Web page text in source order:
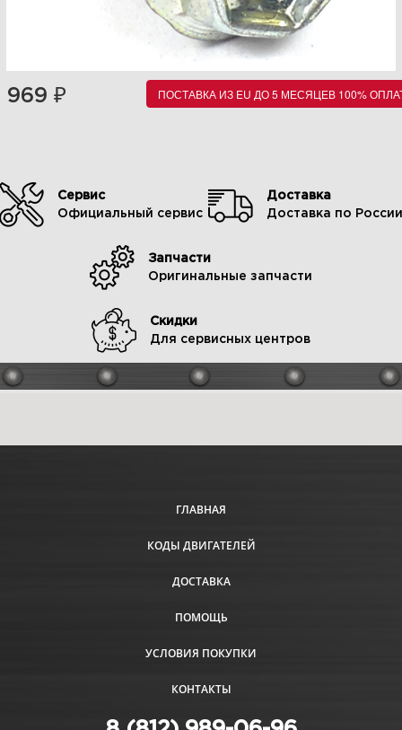
969 ₽ ПОСТАВКА ИЗ EU ДО 5 МЕСЯЦЕВ 100%
Сервис
Официальный сервис
Доставка
Доставка по России
Запчасти
Оригинальные запчасти
Скидки
Для сервисных центров
ГЛАВНАЯ
КОДЫ ДВИГАТЕЛЕЙ
ДОСТАВКА
ПОМОЩЬ
УСЛОВИЯ ПОКУПКИ
КОНТАКТЫ